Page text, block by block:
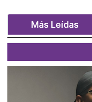
Más Leídas